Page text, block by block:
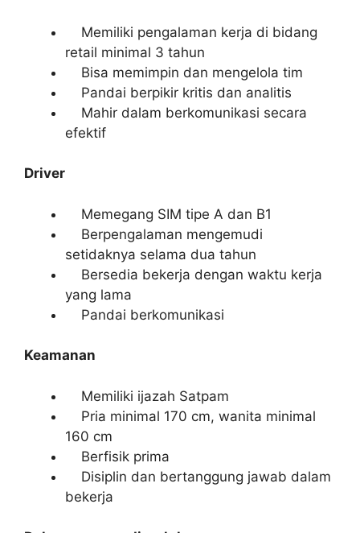
Memiliki pengalaman kerja di bidang
retail minimal 3 tahun
Bisa memimpin dan mengelola tim
Pandai berpikir kritis dan analitis
Mahir dalam berkomunikasi secara
efektif
Driver
Memegang SIM tipe A dan B1
Berpengalaman mengemudi
setidaknya selama dua tahun
Bersedia bekerja dengan waktu kerja
yang lama
Pandai berkomunikasi
Keamanan
Memiliki ijazah Satpam
Pria minimal 170 cm, wanita minimal
160 cm
Berfisik prima
Disiplin dan bertanggung jawab dalam
bekerja